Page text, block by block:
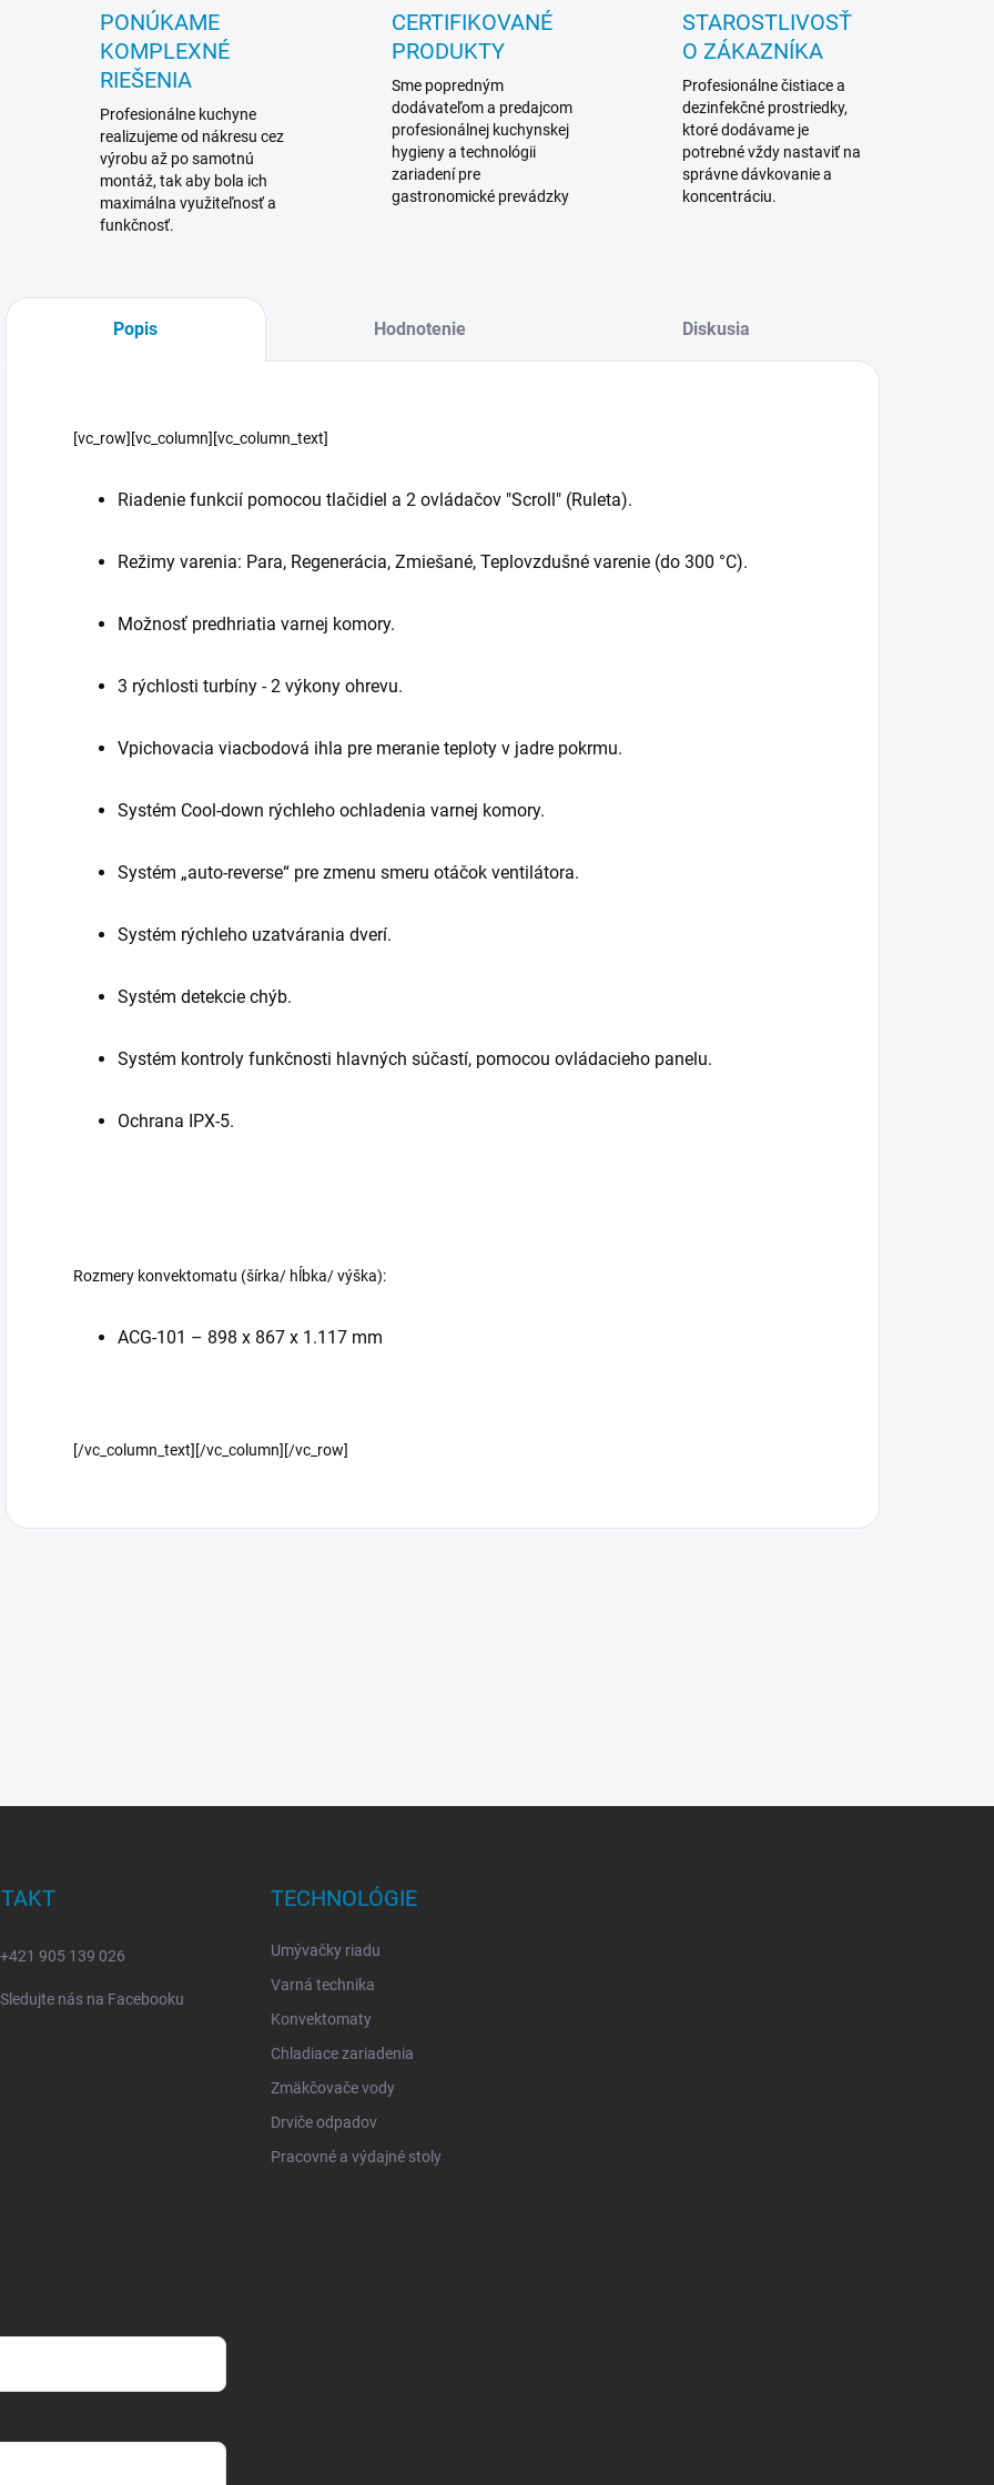
PONÚKAME
KOMPLEXNÉ
RIEŠENIA
Profesionálne kuchyne
realizujeme od nákresu cez
výrobu až po samotnú
montáž, tak aby bola ich
maximálna využiteľnosť a
funkčnosť.
CERTIFIKOVANÉ
PRODUKTY
Sme popredným
dodávateľom a predajcom
profesionálnej kuchynskej
hygieny a technológii
zariadení pre
gastronomické prevádzky
STAROSTLIVOSŤ
O ZÁKAZNÍKA
Profesionálne čistiace a
dezinfekčné prostriedky,
ktoré dodávame je
potrebné vždy nastaviť na
správne dávkovanie a
koncentráciu.
Popis Hodnotenie Diskusia
[vc_row][vc_column][vc_column_text]
Riadenie funkcií pomocou tlačidiel a 2 ovládačov "Scroll" (Ruleta).
Režimy varenia: Para, Regenerácia, Zmiešané, Teplovzdušné varenie (do 300 °C).
Možnosť predhriatia varnej komory.
3 rýchlosti turbíny - 2 výkony ohrevu.
Vpichovacia viacbodová ihla pre meranie teploty v jadre pokrmu.
Systém Cool-down rýchleho ochladenia varnej komory.
Systém „auto-reverse“ pre zmenu smeru otáčok ventilátora.
Systém rýchleho uzatvárania dverí.
Systém detekcie chýb.
Systém kontroly funkčnosti hlavných súčastí, pomocou ovládacieho panelu.
Ochrana IPX-5.
Rozmery konvektomatu (šírka/ hĺbka/ výška):
ACG-101 – 898 x 867 x 1.117 mm
[/vc_column_text][/vc_column][/vc_row]
+421 905 139 026
Sledujte nás na Facebooku
TECHNOLÓGIE
Umývačky riadu
Varná technika
Konvektomaty
Chladiace zariadenia
Zmäkčovače vody
Drviče odpadov
Pracovné a výdajné stoly